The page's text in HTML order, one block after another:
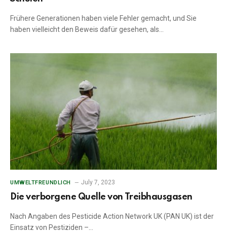
Frühere Generationen haben viele Fehler gemacht, und Sie
haben vielleicht den Beweis dafür gesehen, als…
UMWELTFREUNDLICH July 7, 2023
Die verborgene Quelle von Treibhausgasen
Nach Angaben des Pesticide Action Network UK (PAN UK) ist der
Einsatz von Pestiziden –…